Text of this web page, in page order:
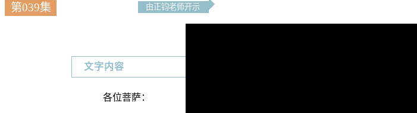
第039集 由正钧老师开示
文字内容
各位菩萨：